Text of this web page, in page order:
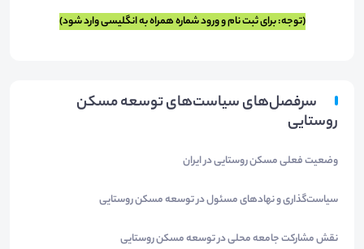
(توجه: برای ثبت نام و ورود شماره همراه به انگلیسی وارد شود)
سرفصل‌های سیاست‌های توسعه مسکن
روستایی
وضعیت فعلی مسکن روستایی در ایران
سیاست‌گذاری و نهادهای مسئول در توسعه مسکن روستایی
نقش مشارکت جامعه محلی در توسعه مسکن روستایی